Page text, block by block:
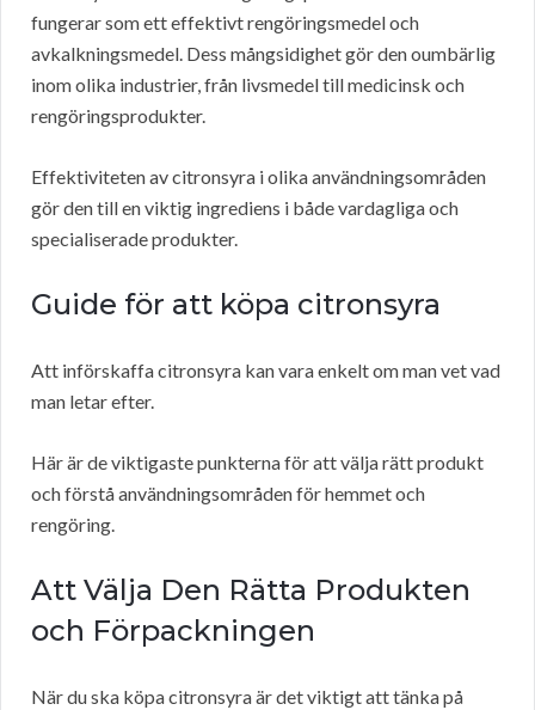
fungerar som ett effektivt rengöringsmedel och
avkalkningsmedel. Dess mångsidighet gör den oumbärlig
inom olika industrier, från livsmedel till medicinsk och
rengöringsprodukter.
Effektiviteten av citronsyra i olika användningsområden
gör den till en viktig ingrediens i både vardagliga och
specialiserade produkter.
Guide för att köpa citronsyra
Att införskaffa citronsyra kan vara enkelt om man vet vad
man letar efter.
Här är de viktigaste punkterna för att välja rätt produkt
och förstå användningsområden för hemmet och
rengöring.
Att Välja Den Rätta Produkten
och Förpackningen
När du ska köpa citronsyra är det viktigt att tänka på